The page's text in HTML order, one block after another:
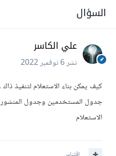
السؤال
علي الكاسر
نشر6 نوفمبر 2022
كيف يمكن بناء الاستعلام لتنفيذ
جدول المستخدمين وجدول
الاستعلام